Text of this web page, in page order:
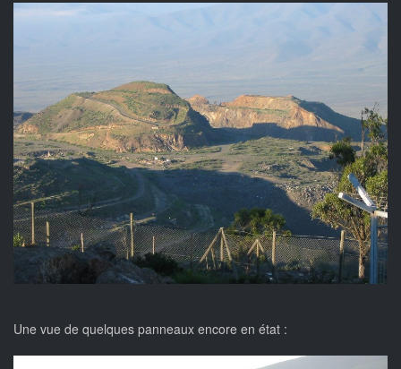
Une vue de quelques panneaux encore en état :